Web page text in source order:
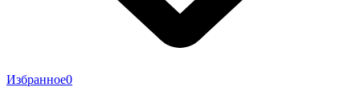
Избранное0